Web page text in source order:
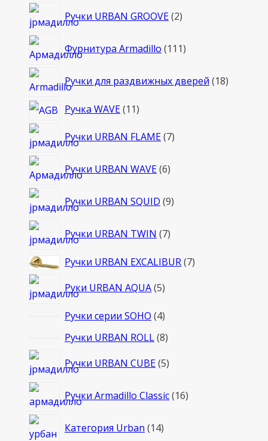
Ручки URBAN GROOVE 22
Фурнитура Armadillo 111111
Ручки для раздвижных дверей 1818
Ручка WAVE 1111
Ручки URBAN FLAME 77
Ручки URBAN WAVE 66
Ручки URBAN SQUID 99
Ручки URBAN TWIN 77
Ручки URBAN EXCALIBUR 77
Руки URBAN AQUA 55
Ручки серии SOHO 44
товара
Ручки URBAN ROLL 88
Ручки URBAN CUBE 55
Ручки Armadillo Classic 1616
Категория Urban 1414